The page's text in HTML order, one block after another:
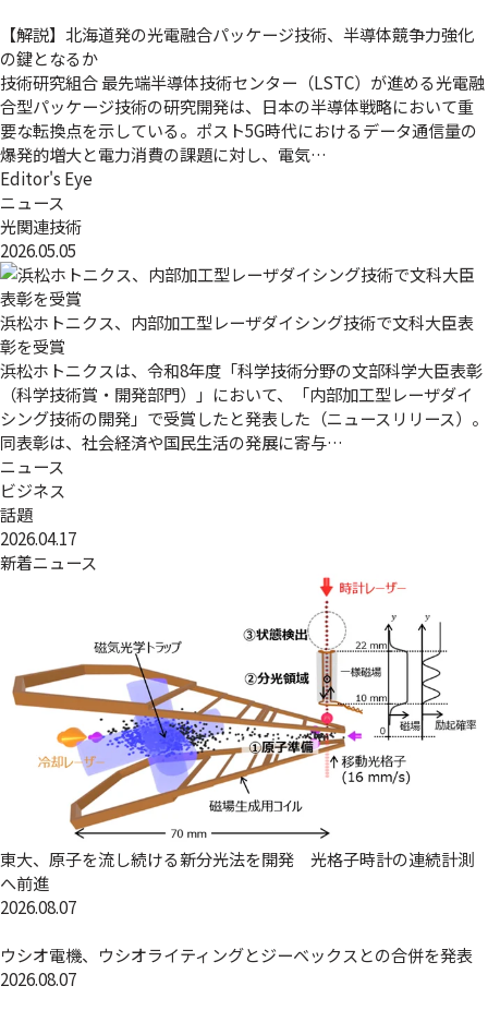
【解説】北海道発の光電融合パッケージ技術、半導体競争力強化
の鍵となるか
技術研究組合 最先端半導体技術センター（LSTC）が進める光電融
合型パッケージ技術の研究開発は、日本の半導体戦略において重
要な転換点を示している。ポスト5G時代におけるデータ通信量の
爆発的増大と電力消費の課題に対し、電気…
Editor's Eye
ニュース
光関連技術
2026.05.05
浜松ホトニクス、内部加工型レーザダイシング技術で文科大臣表
彰を受賞
浜松ホトニクスは、令和8年度「科学技術分野の文部科学大臣表彰
（科学技術賞・開発部門）」において、「内部加工型レーザダイ
シング技術の開発」で受賞したと発表した（ニュースリリース）。
同表彰は、社会経済や国民生活の発展に寄与…
ニュース
ビジネス
話題
2026.04.17
新着ニュース
東大、原子を流し続ける新分光法を開発 光格子時計の連続計測
へ前進
2026.08.07
ウシオ電機、ウシオライティングとジーベックスとの合併を発表
2026.08.07